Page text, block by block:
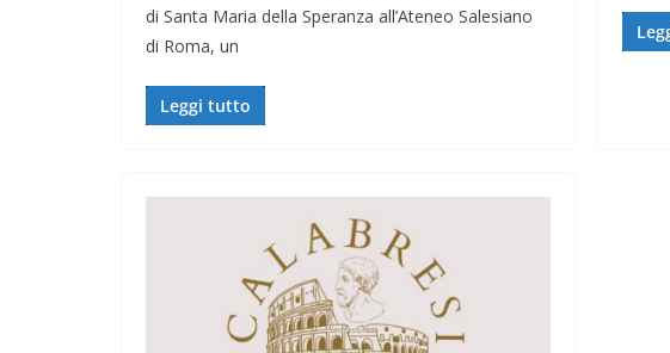
di Santa Maria della Speranza all’Ateneo Salesiano
di Roma, un
Leggi tutto